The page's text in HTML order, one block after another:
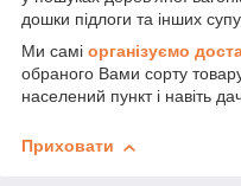
дошки підлоги та інших
Ми самі організуємо
обраного Вами сорту
населений пункт і навіть
Приховати